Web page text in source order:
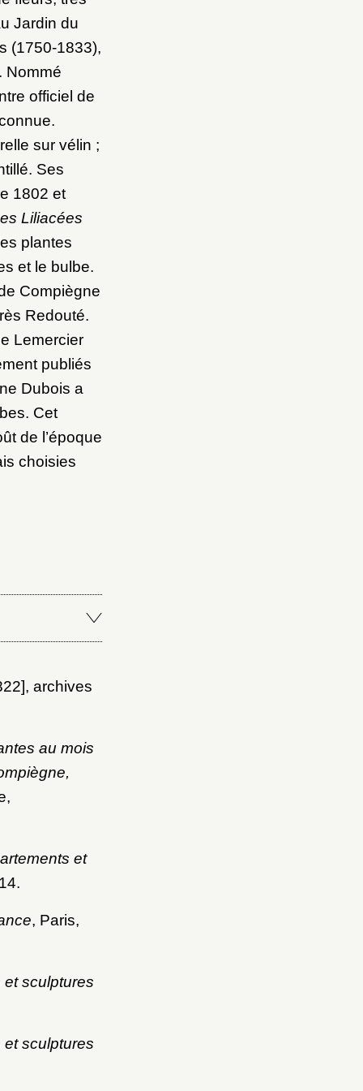
Jardin du
(1750-1833),
Nommé
officiel de
sur vélin ;
Ses
1802 et
Liliacées
plantes
et le bulbe.
Compiègne
Redouté.
Lemercier
publiés
Dubois a
Cet
de l’époque
choisies
archives
au mois
et
, Paris,
sculptures
sculptures